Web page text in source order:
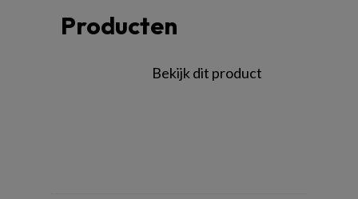
Producten
Bekijk dit product